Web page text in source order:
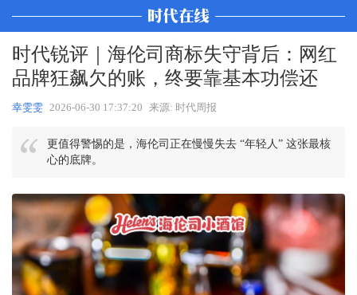
时代锐评｜海伦司商标失守背后：网红
品牌狂飙欠的账，终要靠基本功偿还
幸雯雯 2026-06-30 17:37:20 来源: 时代周报
更值得警惕的是，海伦司正在慢慢失去 “年轻人” 这张最核
心的底牌。